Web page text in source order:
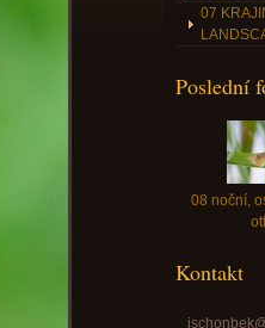
07
Poslední
08 noční,
Kontakt